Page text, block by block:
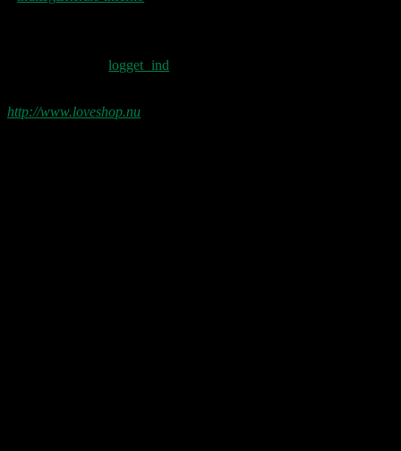
Du skal værelogget ind
http://www.loveshop.nu